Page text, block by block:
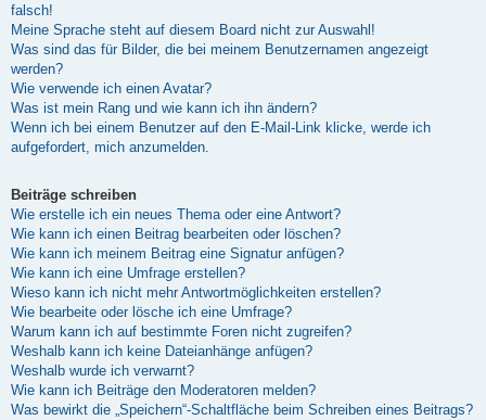
falsch!
Meine Sprache steht auf diesem Board nicht zur Auswahl!
Was sind das für Bilder, die bei meinem Benutzernamen angezeigt
werden?
Wie verwende ich einen Avatar?
Was ist mein Rang und wie kann ich ihn ändern?
Wenn ich bei einem Benutzer auf den E-Mail-Link klicke, werde ich
aufgefordert, mich anzumelden.
Beiträge schreiben
Wie erstelle ich ein neues Thema oder eine Antwort?
Wie kann ich einen Beitrag bearbeiten oder löschen?
Wie kann ich meinem Beitrag eine Signatur anfügen?
Wie kann ich eine Umfrage erstellen?
Wieso kann ich nicht mehr Antwortmöglichkeiten erstellen?
Wie bearbeite oder lösche ich eine Umfrage?
Warum kann ich auf bestimmte Foren nicht zugreifen?
Weshalb kann ich keine Dateianhänge anfügen?
Weshalb wurde ich verwarnt?
Wie kann ich Beiträge den Moderatoren melden?
Was bewirkt die „Speichern“-Schaltfläche beim Schreiben eines Beitrags?